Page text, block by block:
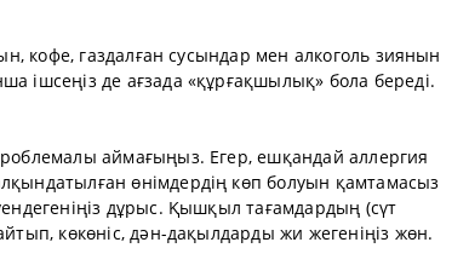
кофе, газдалған сусындар мен алкоголь зиянын
ішсеңіз де ағзада «құрғақшылық» бола береді.
аймағыңыз. Егер, ешқандай аллергия
өнімдердің көп болуын қамтамасыз
дұрыс. Қышқыл тағамдардың (сүт
көкөніс, дән-дақылдарды жи жегеніңіз жөн.